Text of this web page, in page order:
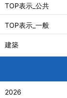
TOP表示_公共
TOP表示_一般
建築
2026